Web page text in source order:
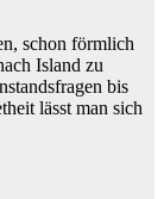
schon förmlich
Island zu
bis
lässt man sich